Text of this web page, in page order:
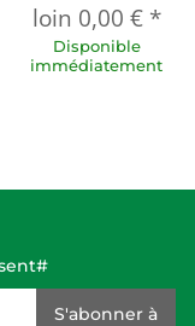
loin 0,00 € *
Disponible
immédiatement
S'abonner à